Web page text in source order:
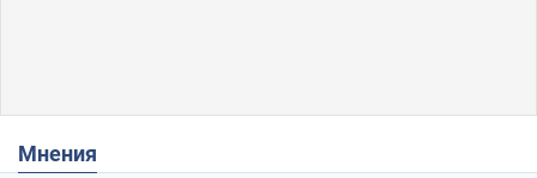
Мнения